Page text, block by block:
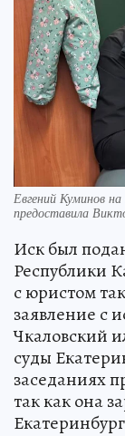
Евгений Куминов
предоставила
Иск был
Республики
с юристом
заявление с
Чкаловский
суды
заседаниях
так как она